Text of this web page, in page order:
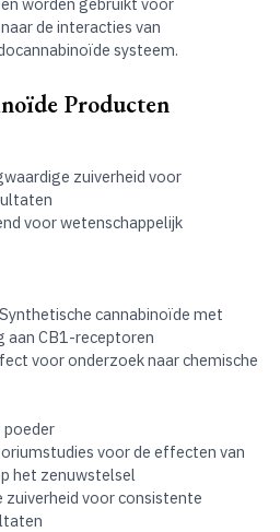
worden gebruikt voor
de interacties van
systeem.
Producten
zuiverheid voor
voor wetenschappelijk
cannabinoïde met
aan CB1-receptoren
voor onderzoek naar chemische
voor de effecten van
het zenuwstelsel
zuiverheid voor consistente